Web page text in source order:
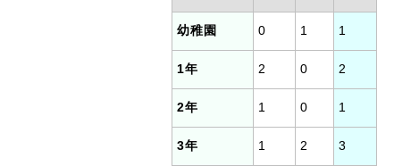
幼稚園 0 1 1
1年 2 0 2
2年 1 0 1
3年 1 2 3